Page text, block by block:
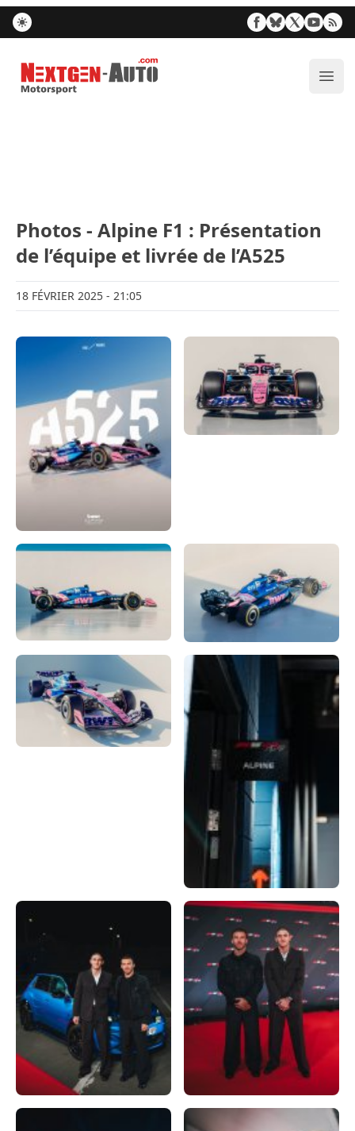
Nextgen-Auto.com
Photos - Alpine F1 : Présentation
de l’équipe et livrée de l’A525
18 FÉVRIER 2025 - 21:05